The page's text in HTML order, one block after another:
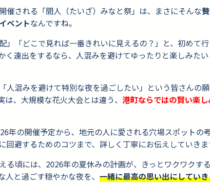
催される「間人（たいざ）みなと祭」は、まさにそんな
ベントなんですね。
」「どこで見れば一番きれいに見えるの？」と、初めて
く遠出をするなら、人混みを避けてゆったりと楽しみた
人混みを避けて特別な夜を過ごしたい」という皆さんの
は、大規模な花火大会とは違う、 港町ならではの賢い楽
年の開催予定から、地元の人に愛される穴場スポットの
回避するためのコツまで、詳しく丁寧にお伝えしていきま
る頃には、2026年の夏休みの計画が、きっとワクワクす
人と過ごす穏やかな夜を、 一緒に最高の思い出にしてい